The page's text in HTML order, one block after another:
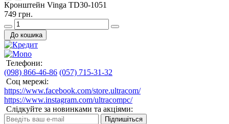
Кронштейн Vinga TD30-1051
749 грн.
До кошика
Телефони:
(098) 866-46-86 (057) 715-31-32
Соц мережі:
https://www.facebook.com/store.ultracom/
https://www.instagram.com/ultracompc/
Слідкуйте за новинками та акціями:
Підпишіться